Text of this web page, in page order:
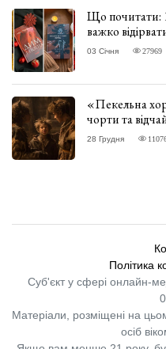
Що почитати:
важко
03 Січня 27969
«Пекельна
чорти та
ВІДГУК
28 Грудня
Політика
Суб'єкт у сфері онлайн-
Матеріали, розміщені на
осіб